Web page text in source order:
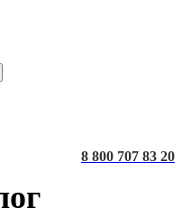
8 800 707 83 20